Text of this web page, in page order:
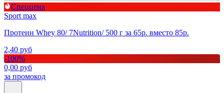
Спеццена
Sport max
Протеин Whey 80/ 7Nutrition/ 500 г за 65р. вместо 85р.
2,40 руб
-100%
0,00 руб
за промокод